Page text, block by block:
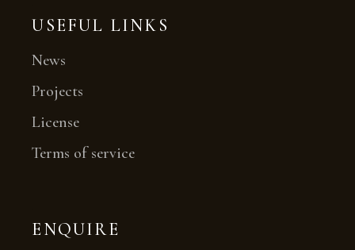
USEFUL LINKS
News
Projects
License
Terms of service
ENQUIRE